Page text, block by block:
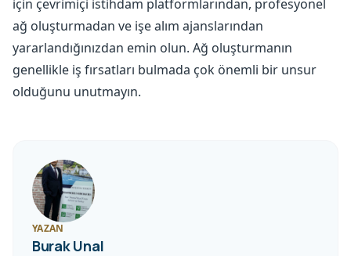
için çevrimiçi istihdam platformlarından, profesyonel
ağ oluşturmadan ve işe alım ajanslarından
yararlandığınızdan emin olun. Ağ oluşturmanın
genellikle iş fırsatları bulmada çok önemli bir unsur
olduğunu unutmayın.
YAZAN
Burak Unal